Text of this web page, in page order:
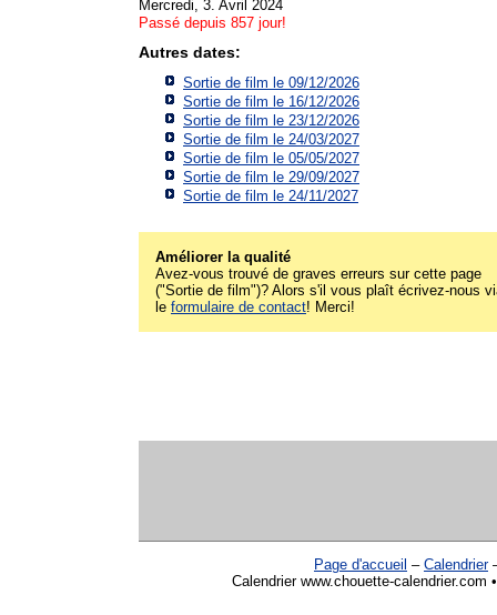
Mercredi, 3. Avril 2024
Passé depuis 857 jour!
Autres dates:
Sortie de film le 09/12/2026
Sortie de film le 16/12/2026
Sortie de film le 23/12/2026
Sortie de film le 24/03/2027
Sortie de film le 05/05/2027
Sortie de film le 29/09/2027
Sortie de film le 24/11/2027
Améliorer la qualité
Avez-vous trouvé de graves erreurs sur cette page
("Sortie de film")? Alors s'il vous plaît écrivez-nous
le formulaire de contact! Merci!
Page d'accueil – Calendrier
Calendrier www.chouette-